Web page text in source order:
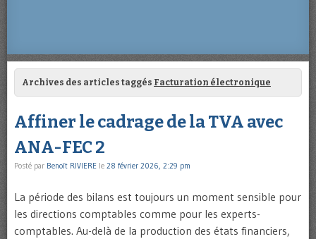
Archives des articles taggés Facturation électronique
Affiner le cadrage de la TVA avec
ANA-FEC 2
Posté par Benoît RIVIERE le 28 février 2026, 2:29 pm
La période des bilans est toujours un moment sensible pour
les directions comptables comme pour les experts-
comptables. Au-delà de la production des états financiers,